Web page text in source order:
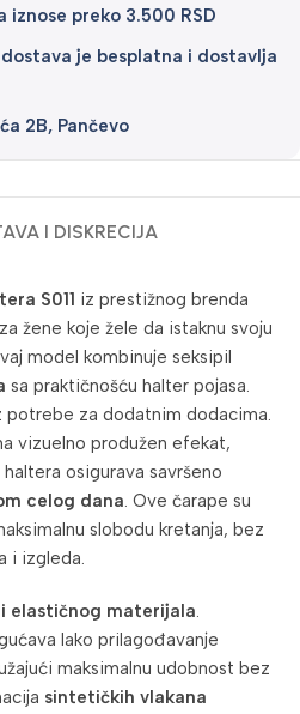
iznose preko 3.500 RSD
je besplatna i dostavlja
2B, Pančevo
I DISKRECIJA
S011 iz prestižnog brenda
žene koje žele da istaknu svoju
model kombinuje seksipil
sa praktičnošću halter pojasa.
potrebe za dodatnim dodacima.
vizuelno produžen efekat,
osigurava savršeno
celog dana. Ove čarape su
slobodu kretanja, bez
i izgleda.
elastičnog materijala.
lako prilagođavanje
maksimalnu udobnost bez
sintetičkih vlakana